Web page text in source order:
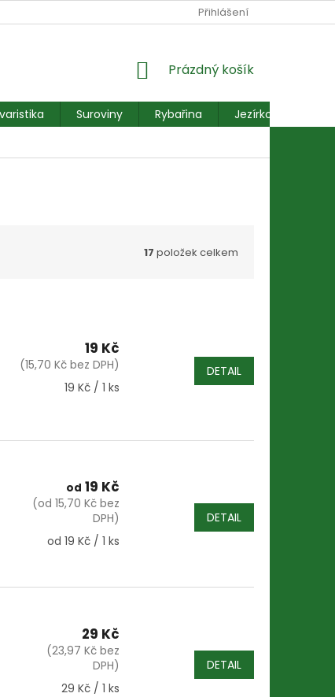
OSOBNÍCH ÚDAJŮ REKLAMACE FORMULÁŘ
Přihlášení
NÁKUPNÍ
Prázdný košík
Suroviny Rybařina
Jezírkové ryby
17 položek celkem
19 Kč
(15,70 Kč bez DPH)
Měrná
19 Kč / 1 ks
DETAIL
od 19 Kč
(od 15,70 Kč bez
DPH)
Měrná
od 19 Kč / 1 ks
DETAIL
29 Kč
(23,97 Kč bez
DPH)
Měrná
29 Kč / 1 ks
DETAIL